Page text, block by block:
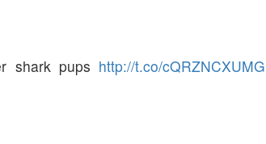
shark pups http://t.co/cQRZNCXUMG